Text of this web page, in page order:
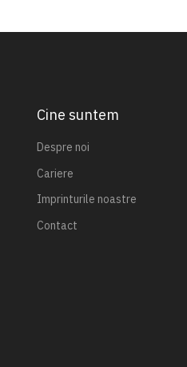
Cine suntem
Despre noi
Cariere
Imprinturile noastre
Contact